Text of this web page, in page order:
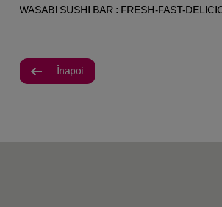
WASABI SUSHI BAR : FRESH-FAST-
Înapoi